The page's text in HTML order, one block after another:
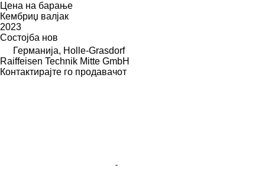
Цена на барање
Кембриџ валјак
2023
Состојба нов
Германија, Holle-Grasdorf
Raiffeisen Technik Mitte GmbH
Контактирајте го продавачот